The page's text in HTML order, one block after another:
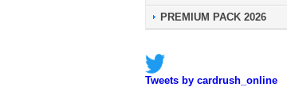
PREMIUM PACK 2026
Tweets by cardrush_online